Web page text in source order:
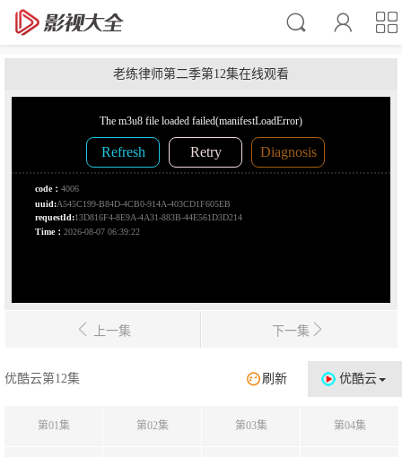
老练律师第二季第12集在线观看
上一集 下一集
优酷云
刷新
优酷云第12集
第01集 第02集 第03集 第04集